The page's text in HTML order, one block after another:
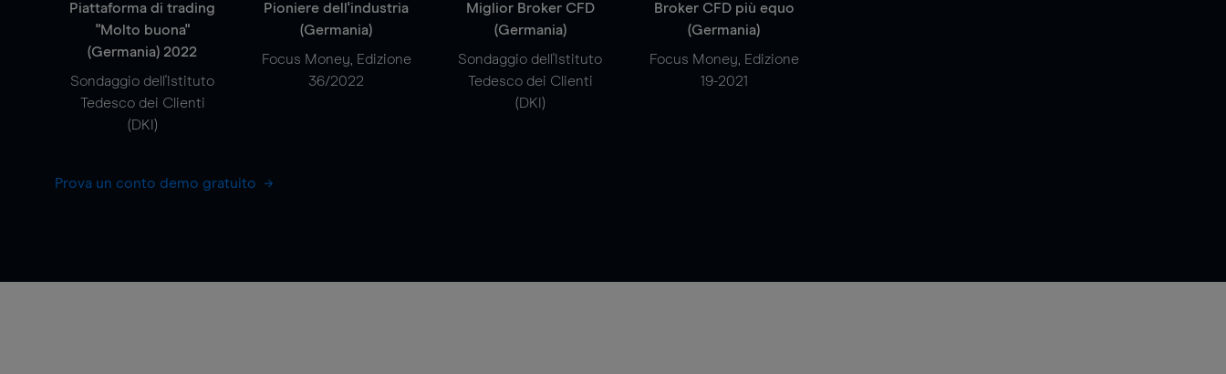
Piattaforma di trading
"Molto buona"
(Germania) 2022
Sondaggio dell'Istituto
Tedesco dei Clienti
(DKI)
Pioniere dell'industria
(Germania)
Focus Money, Edizione
36/2022
Miglior Broker CFD
(Germania)
Sondaggio dell'Istituto
Tedesco dei Clienti
(DKI)
Broker CFD più equo
(Germania)
Focus Money, Edizione
19-2021
Prova un conto demo gratuito